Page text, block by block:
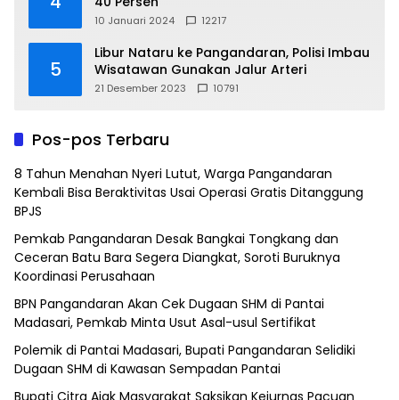
10 Januari 2024 12217
5
Libur Nataru ke Pangandaran, Polisi Imbau
Wisatawan Gunakan Jalur Arteri
21 Desember 2023 10791
Pos-pos Terbaru
8 Tahun Menahan Nyeri Lutut, Warga Pangandaran
Kembali Bisa Beraktivitas Usai Operasi Gratis Ditanggung
BPJS
Pemkab Pangandaran Desak Bangkai Tongkang dan
Ceceran Batu Bara Segera Diangkat, Soroti Buruknya
Koordinasi Perusahaan
BPN Pangandaran Akan Cek Dugaan SHM di Pantai
Madasari, Pemkab Minta Usut Asal-usul Sertifikat
Polemik di Pantai Madasari, Bupati Pangandaran Selidiki
Dugaan SHM di Kawasan Sempadan Pantai